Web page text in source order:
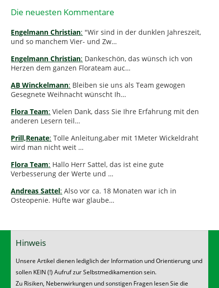
Die neuesten Kommentare
Engelmann Christian: "Wir sind in der dunklen Jahreszeit,
und so manchem Vier- und Zw…
Engelmann Christian: Dankeschön, das wünsch ich von
Herzen dem ganzen Florateam auc…
AB Winckelmann: Bleiben sie uns als Team gewogen
Gesegnete Weihnacht wünscht Ih…
Flora Team: Vielen Dank, dass Sie Ihre Erfahrung mit den
anderen Lesern teil…
Prill,Renate: Tolle Anleitung,aber mit 1Meter Wickeldraht
wird man nicht weit …
Flora Team: Hallo Herr Sattel, das ist eine gute
Verbesserung der Werte und …
Andreas Sattel: Also vor ca. 18 Monaten war ich in
Osteopenie. Hüfte war glaube…
Hinweis
Unsere Artikel dienen lediglich der Information und Orientierung und
sollen KEIN (!) Aufruf zur Selbstmedikamention sein.
Zu Risiken, Nebenwirkungen und sonstigen Fragen lesen Sie die